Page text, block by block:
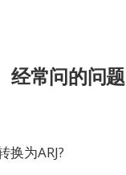
经常问的问题
换为ARJ?